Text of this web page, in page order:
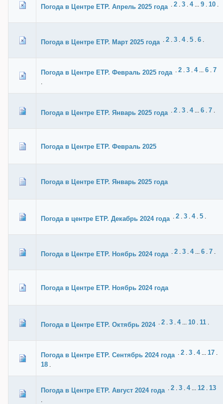
Погода в Центре ЕТР. Апрель 2025 года . 2 . 3 . 4... 9 . 10 .
Погода в Центре ЕТР. Март 2025 года . 2 . 3 . 4. 5 . 6 .
Погода в Центре ЕТР. Февраль 2025 года . 2 . 3 . 4... 6 . 7
.
Погода в Центре ЕТР. Январь 2025 года . 2 . 3 . 4... 6 . 7 .
Погода в Центре ЕТР. Февраль 2025
Погода в Центре ЕТР. Январь 2025 года
Погода в центре ЕТР. Декабрь 2024 года . 2 . 3 . 4. 5 .
Погода в Центре ЕТР. Ноябрь 2024 года . 2 . 3 . 4... 6 . 7 .
Погода в Центре ЕТР. Ноябрь 2024 года
Погода в Центре ЕТР. Октябрь 2024 . 2 . 3 . 4... 10 . 11 .
Погода в Центре ЕТР. Сентябрь 2024 года . 2 . 3 . 4... 17 .
18 .
Погода в Центре ЕТР. Август 2024 года . 2 . 3 . 4... 12 . 13
.